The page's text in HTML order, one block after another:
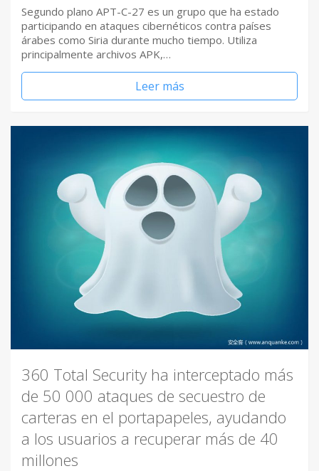
Segundo plano APT-C-27 es un grupo que ha estado
participando en ataques cibernéticos contra países
árabes como Siria durante mucho tiempo. Utiliza
principalmente archivos APK,…
Leer más
360 Total Security ha interceptado más
de 50 000 ataques de secuestro de
carteras en el portapapeles, ayudando
a los usuarios a recuperar más de 40
millones